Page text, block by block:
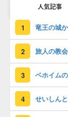
人気記事
1
2
3 ベホイム
4